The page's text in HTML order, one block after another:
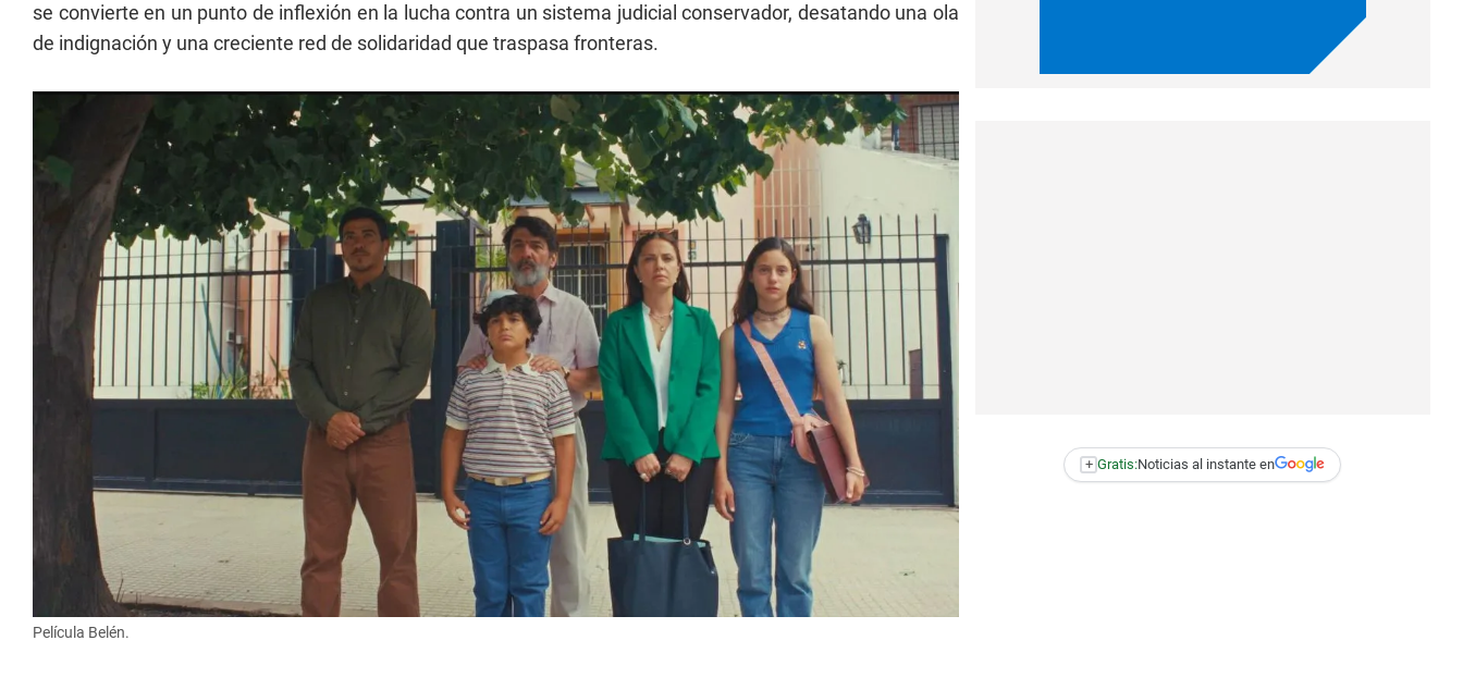
se convierte en un punto de inflexión en la lucha contra un sistema judicial conservador, desatando una ola
de indignación y una creciente red de solidaridad que traspasa fronteras.
Película Belén.
+ Gratis:Noticias al instante en